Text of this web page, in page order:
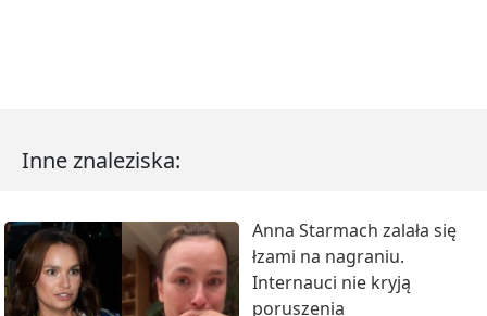
Inne znaleziska:
Anna Starmach zalała się
łzami na nagraniu.
Internauci nie kryją
poruszenia